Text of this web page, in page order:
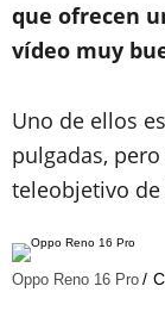
que ofrecen
vídeo muy
Uno de ellos
pulgadas,
teleobjetivo de
Oppo Reno 16 Pro